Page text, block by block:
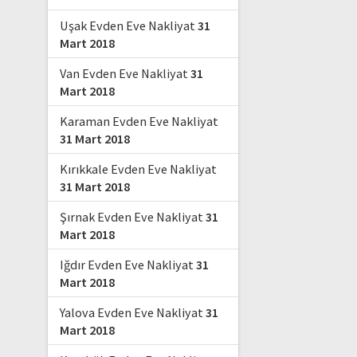
Uşak Evden Eve Nakliyat31
Mart 2018
Van Evden Eve Nakliyat31
Mart 2018
Karaman Evden Eve Nakliyat
31 Mart 2018
Kırıkkale Evden Eve Nakliyat
31 Mart 2018
Şırnak Evden Eve Nakliyat31
Mart 2018
Iğdır Evden Eve Nakliyat31
Mart 2018
Yalova Evden Eve Nakliyat31
Mart 2018